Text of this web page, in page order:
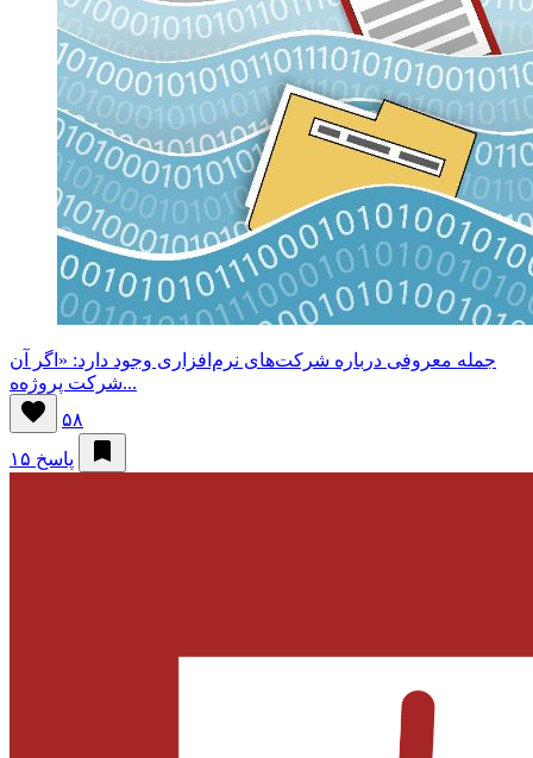
جمله معروفی درباره شرکت‌های نرم‌افزاری وجود دارد: «اگر آن
شرکت پروژه‌ه...
۵۸
۱۵ پاسخ